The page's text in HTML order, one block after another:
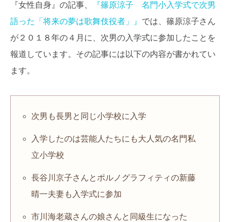
『女性自身』の記事、
『篠原涼子 名門小入学式で次男
語った「将来の夢は歌舞伎役者」』 では、篠原涼子さん
が２０１８年の４月に、次男の入学式に参加したことを
報道しています。その記事には以下の内容が書かれてい
ます。
次男も長男と同じ小学校に入学
入学したのは芸能人たちにも大人気の名門私
立小学校
長谷川京子さんとポルノグラフィティの新藤
晴一夫妻も入学式に参加
市川海老蔵さんの娘さんと同級生になった